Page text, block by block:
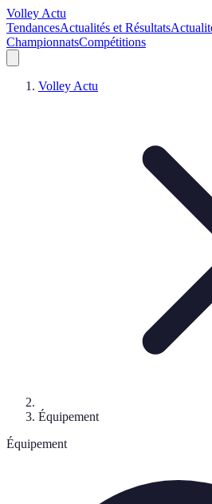
Volley Actu
TendancesActualités et Résultats
ChampionnatsCompétitions
Volley Actu
Équipement
Équipement